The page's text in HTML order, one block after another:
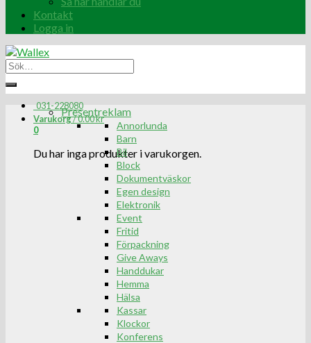
Kontakt
Logga in
031-228080
Varukorg/0.00kr
0
Du har inga produkter i varukorgen.
Presentreklam
Annorlunda
Barn
Bil
Block
Dokumentväskor
Egen design
Elektronik
Event
Fritid
Förpackning
Give Aways
Handdukar
Hemma
Hälsa
Kassar
Klockor
Konferens